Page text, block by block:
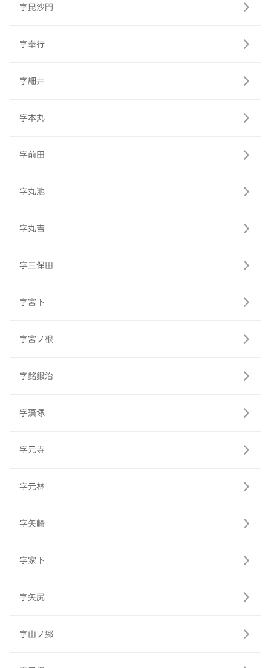
字昆沙門
字奉行
字細井
字本丸
字前田
字丸池
字丸吉
字三保田
字宮下
字宮ノ根
字銘鍛治
字藻塚
字元寺
字元林
字矢崎
字家下
字矢尻
字山ノ郷